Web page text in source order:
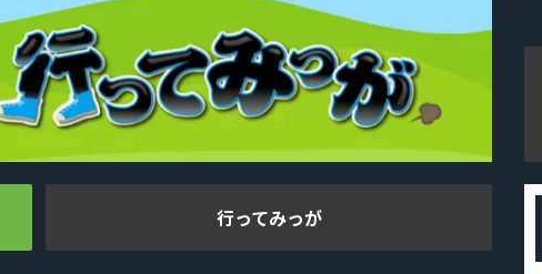
行ってみっが